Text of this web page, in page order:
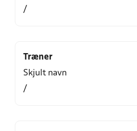
/
Træner
Skjult navn
/